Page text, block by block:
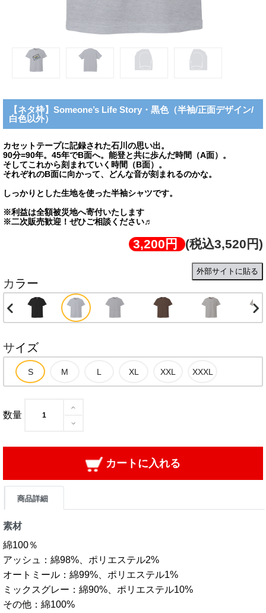
【ネタ枠】Someone’s Life Story・黒色（半袖/正面デザイン/
白色以外）
カセットテープに記録された石川の思い出。
90分=90年。45年でB面へ。能登と共に歩んだ時間（A面）。
そしてこれから刻まれていく時間（B面）。
それぞれのB面に向かって、どんな音が刻まれるのかな。
しっかりとした生地を使った半袖シャツです。
※利益は全額被災地へ寄付いたします
※二次販売歓迎！ぜひご相談ください♬
3,200円 (税込3,520円)
外部サイトに貼る
カラー
サイズ
数量
カートに入れる
商品詳細
素材
綿100％
アッシュ：綿98%、ポリエステル2%
オートミール：綿99%、ポリエステル1%
ミックスグレー：綿90%、ポリエステル10%
その他：綿100%